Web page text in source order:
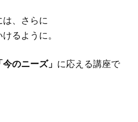
は、さらに
けるように。
今のニーズ」 に応える講座で